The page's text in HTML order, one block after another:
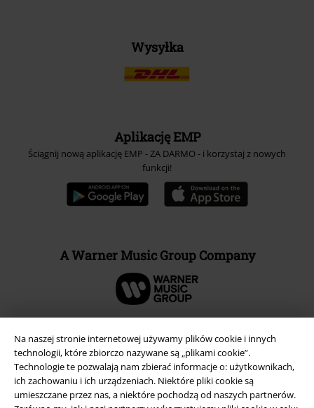
Na naszej stronie internetowej używamy plików cookie i innych
technologii, które zbiorczo nazywane są „plikami cookie”.
Technologie te pozwalają nam zbierać informacje o: użytkownikach,
ich zachowaniu i ich urządzeniach. Niektóre pliki cookie są
umieszczane przez nas, a niektóre pochodzą od naszych partnerów.
Wysyłka
Aplikację EMP
Ściągnij nową aplikację EMP - ZA DARMO - i korzystaj z nowych
funkcji!
A Warner Music Group Company